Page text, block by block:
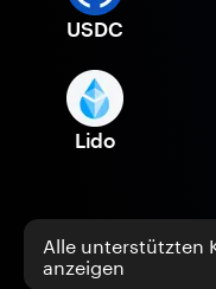
USDC
Lido
Alle unterstützten
anzeigen